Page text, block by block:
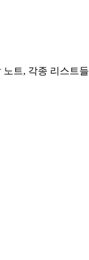
트, 각종 리스트들